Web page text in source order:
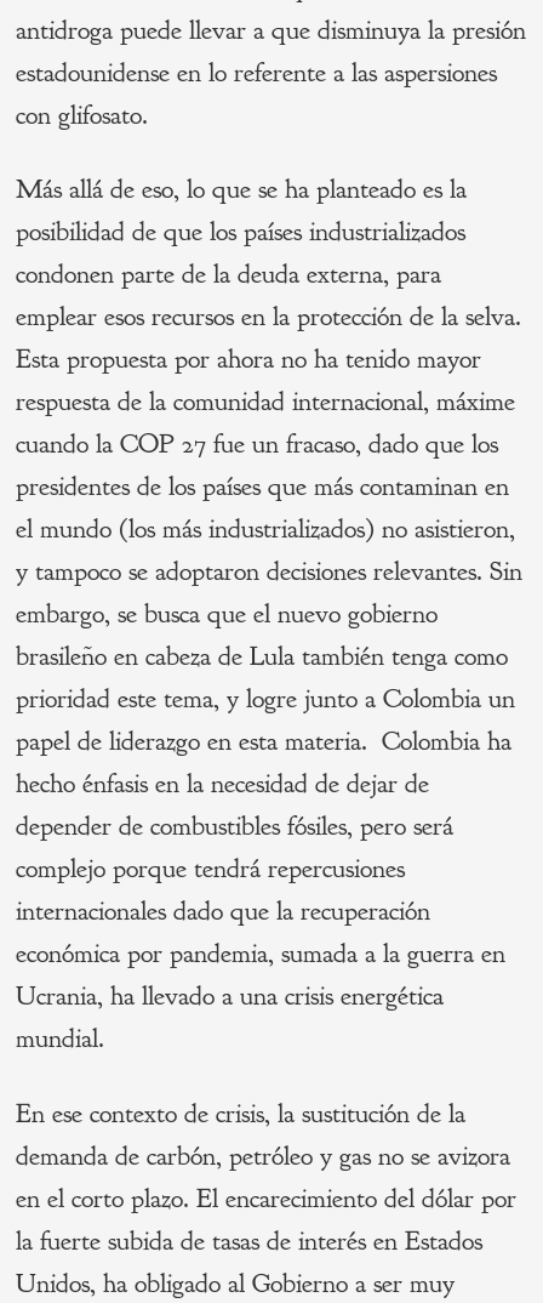
antidroga puede llevar a que disminuya la presión
estadounidense en lo referente a las aspersiones
con glifosato.
Más allá de eso, lo que se ha planteado es la
posibilidad de que los países industrializados
condonen parte de la deuda externa, para
emplear esos recursos en la protección de la selva.
Esta propuesta por ahora no ha tenido mayor
respuesta de la comunidad internacional, máxime
cuando la COP 27 fue un fracaso, dado que los
presidentes de los países que más contaminan en
el mundo (los más industrializados) no asistieron,
y tampoco se adoptaron decisiones relevantes. Sin
embargo, se busca que el nuevo gobierno
brasileño en cabeza de Lula también tenga como
prioridad este tema, y logre junto a Colombia un
papel de liderazgo en esta materia. Colombia ha
hecho énfasis en la necesidad de dejar de
depender de combustibles fósiles, pero será
complejo porque tendrá repercusiones
internacionales dado que la recuperación
económica por pandemia, sumada a la guerra en
Ucrania, ha llevado a una crisis energética
mundial.
En ese contexto de crisis, la sustitución de la
demanda de carbón, petróleo y gas no se avizora
en el corto plazo. El encarecimiento del dólar por
la fuerte subida de tasas de interés en Estados
Unidos, ha obligado al Gobierno a ser muy